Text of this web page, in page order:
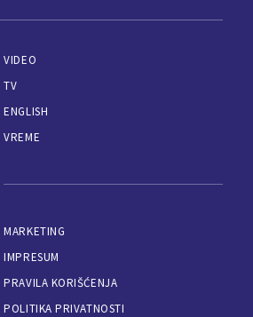
VIDEO
TV
ENGLISH
VREME
MARKETING
IMPRESUM
PRAVILA KORIŠĆENJA
POLITIKA PRIVATNOSTI